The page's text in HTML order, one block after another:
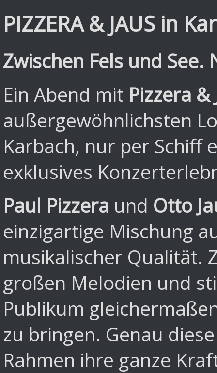
PIZZERA & JAUS in
Zwischen Fels und
Ein Abend mit Pizzera &
außergewöhnlichsten
Karbach, nur per Schiff
exklusives
Paul Pizzera und Otto
einzigartige Mischung
musikalischer Qualität.
großen Melodien und
Publikum
zu bringen. Genau
Rahmen ihre ganze